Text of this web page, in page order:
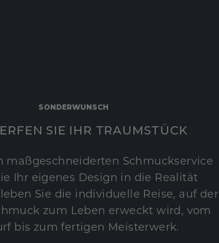
SONDERWUNSCH
SIE IHR TRAUMSTÜCK
maßgeschneiderten Schmuckservice
Ihr eigenes Design in die Realität
Sie die individuelle Reise, auf der
zum Leben erweckt wird, vom
bis zum fertigen Meisterwerk.